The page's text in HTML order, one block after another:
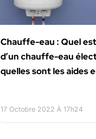
Chauffe-eau : Quel
d’un chauffe-eau
quelles sont les aides
17 Octobre 2022 À 17h24